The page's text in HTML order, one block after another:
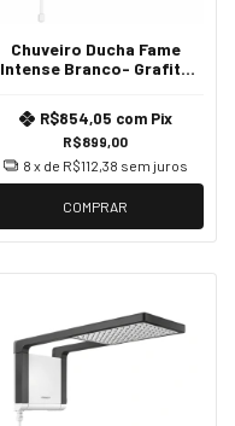
Chuveiro Ducha Fame
Intense Branco- Grafite
R$899,00
R$854,05 com Pix
8 x de R$112,38 sem juros
COMPRAR